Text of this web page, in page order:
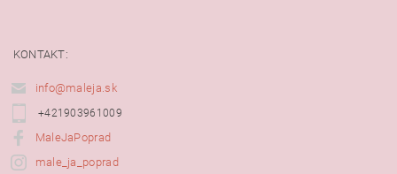
KONTAKT:
info@maleja.sk
+421903961009
MaleJaPoprad
male_ja_poprad